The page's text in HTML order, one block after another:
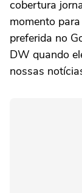
cobertura
momento
preferida no
DW quando
nossas